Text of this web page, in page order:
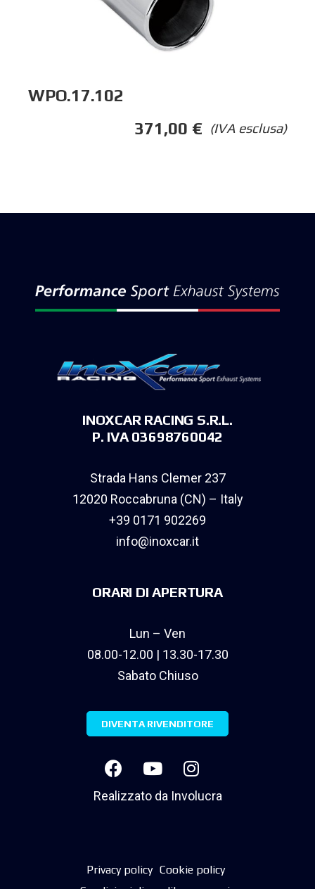
WPO.17.102
(IVA esclusa)
371,00 €
INOXCAR RACING S.R.L.
P. IVA 03698760042
Strada Hans Clemer 237
12020 Roccabruna (CN) – Italy
+39 0171 902269
info@inoxcar.it
ORARI DI APERTURA
Lun – Ven
08.00-12.00 | 13.30-17.30
Sabato Chiuso
DIVENTA RIVENDITORE
Realizzato da Involucra
Privacy policy Cookie policy